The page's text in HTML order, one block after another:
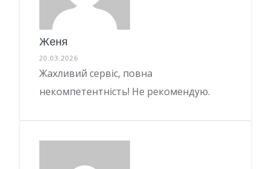
Женя
20.03.2026
Жахливий сервіс, повна
некомпетентність! Не рекомендую.